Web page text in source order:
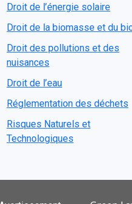
Droit de l’énergie solaire
Droit de la biomasse et du
Droit des pollutions et des
nuisances
Droit de l’eau
Réglementation des déchets
Risques Naturels et
Technologiques